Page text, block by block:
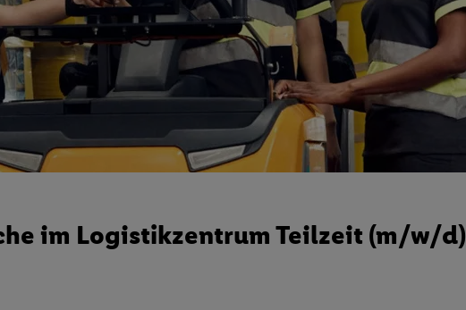
im Logistikzentrum Teilzeit (m/w/d)